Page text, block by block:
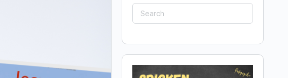
Search
for: